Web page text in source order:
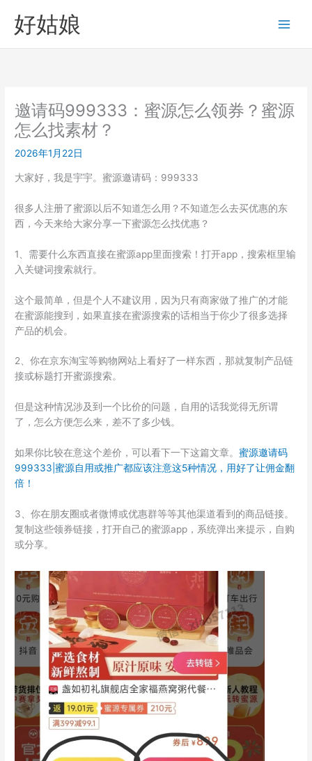
好姑娘
邀请码999333：蜜源怎么领券？蜜源
怎么找素材？
2026年1月22日
大家好，我是宇宇。蜜源邀请码：999333
很多人注册了蜜源以后不知道怎么用？不知道怎么去买优惠的东
西，今天来给大家分享一下蜜源怎么找优惠？
1、需要什么东西直接在蜜源app里面搜索！打开app，搜索框里输
入关键词搜索就行。
这个最简单，但是个人不建议用，因为只有商家做了推广的才能
在蜜源能搜到，如果直接在蜜源搜索的话相当于你少了很多选择
产品的机会。
2、你在京东淘宝等购物网站上看好了一样东西，那就复制产品链
接或标题打开蜜源搜索。
但是这种情况涉及到一个比价的问题，自用的话我觉得无所谓
了，怎么方便怎么来，差不了多少钱。
如果你比较在意这个差价，可以看下一下这篇文章。蜜源邀请码
999333|蜜源自用或推广都应该注意这5种情况，用好了让佣金翻
倍！
3、你在朋友圈或者微博或优惠群等等其他渠道看到的商品链接。
复制这些领券链接，打开自己的蜜源app，系统弹出来提示，自购
或分享。